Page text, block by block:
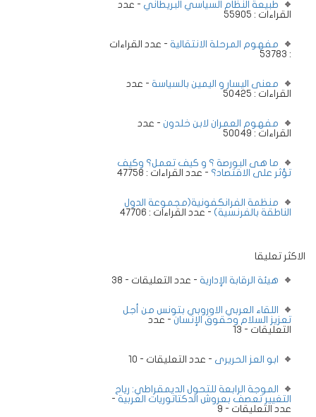
طبيعة النظام السياسي البريطاني - عدد
القراءات : 55905
مفهوم المرحلة الانتقالية - عدد القراءات
: 53783
معنى اليسار و اليمين بالسياسة - عدد
القراءات : 50425
مفهوم العمران لابن خلدون - عدد
القراءات : 50049
ما هى البورصة ؟ و كيف تعمل؟ وكيف
تؤثر على الاقتصاد؟ - عدد القراءات : 47758
منظمة الفرانكفونية(مجموعة الدول
الناطقة بالفرنسية) - عدد القراءات : 47706
الاكثر تعليقا
هيئة الرقابة الإدارية - عدد التعليقات - 38
اللقاء العربي الاوروبي بتونس من أجل
تعزيز السلام وحقوق الإنسان - عدد
التعليقات - 13
ابو العز الحريرى - عدد التعليقات - 10
الموجة الرابعة للتحول الديمقراطي: رياح
التغيير تعصف بعروش الدكتاتوريات العربية -
عدد التعليقات - 9